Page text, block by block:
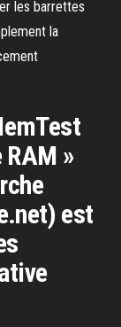
les barrettes
la
»
est